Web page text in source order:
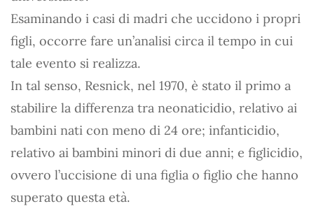
Esaminando i casi di madri che uccidono i propri
figli, occorre fare un’analisi circa il tempo in cui
tale evento si realizza.
In tal senso, Resnick, nel 1970, è stato il primo a
stabilire la differenza tra neonaticidio, relativo ai
bambini nati con meno di 24 ore; infanticidio,
relativo ai bambini minori di due anni; e figlicidio,
ovvero l’uccisione di una figlia o figlio che hanno
superato questa età.